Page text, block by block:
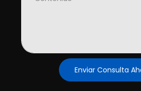
Enviar Consulta